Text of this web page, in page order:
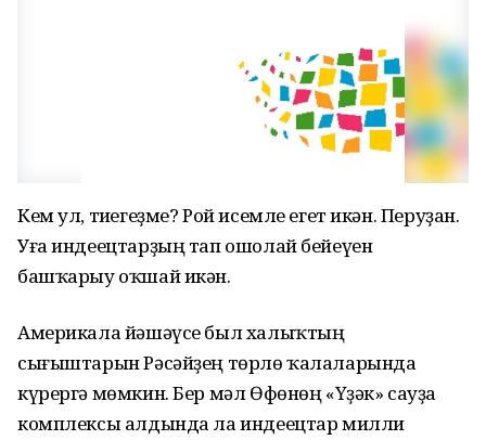
Кем ул, тиһегеҙме? Рой исемле егет икән. Перуҙан.
Уға индеецтарҙың тап ошолай бейеүен
башҡарыу оҡшай икән.
Америкала йәшәүсе был халыҡтың
сығыштарын Рәсәйҙең төрлө ҡалаларында
күрергә мөмкин. Бер мәл Өфөнөң «Үҙәк» сауҙа
комплексы алдында ла индеецтар милли